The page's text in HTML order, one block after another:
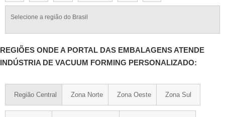
Selecione a região do Brasil
REGIÕES ONDE A PORTAL DAS EMBALAGENS ATENDE
INDÚSTRIA DE VACUUM FORMING PERSONALIZADO:
Região Central Zona Norte Zona Oeste Zona Sul